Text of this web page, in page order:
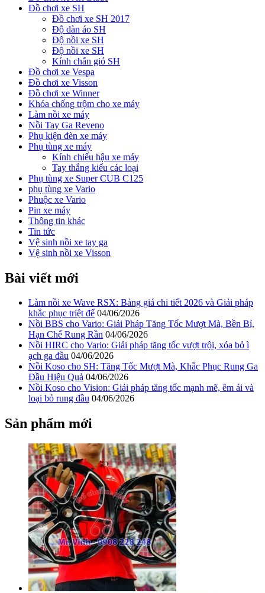
Đồ chơi xe SH
Đồ chơi xe SH 2017
Độ dàn áo SH
Độ nồi xe SH
Độ nồi xe SH
Kính chắn gió SH
Đồ chơi xe Vespa
Đồ chơi xe Visson
Đồ chơi xe Winner
Khóa chống trộm cho xe máy
Làm nồi xe máy
Nồi Tay Ga Reveno
Phụ kiện đèn xe máy
Phụ tùng xe máy
Kính chiếu hậu xe máy
Tay thắng kiểu các loại
Phụ tùng xe Super CUB C125
phụ tùng xe Vario
Phuộc xe Vario
Pin xe máy
Thông tin khác
Tin tức
Vệ sinh nồi xe tay ga
Vệ sinh nồi xe Visson
Bài viết mới
Làm nồi xe Wave RSX: Bảng giá chi tiết 2026 và Giải pháp
khắc phục triệt để 04/06/2026
Nồi BBS cho Vario: Giải Pháp Tăng Tốc Mượt Mà, Bền Bỉ,
Hạn Chế Rung Rần 04/06/2026
Nồi HIRC cho Vario: Giải pháp tăng tốc vượt trội, xóa bỏ ì
ạch ga đầu 04/06/2026
Nồi Koso cho SH: Tăng Tốc Mượt Mà, Khắc Phục Rung Ga
Đầu Hiệu Quả 04/06/2026
Nồi Koso cho Vision: Giải pháp tăng tốc mạnh mẽ, êm ái và
loại bỏ rung đầu 04/06/2026
Sản phẩm mới